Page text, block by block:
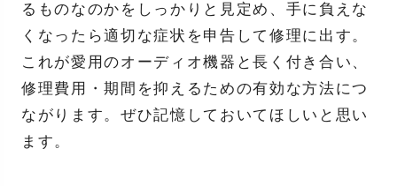
るものなのかをしっかりと見定め、手に負えな
くなったら適切な症状を申告して修理に出す。
これが愛用のオーディオ機器と長く付き合い、
修理費用・期間を抑えるための有効な方法につ
ながります。ぜひ記憶しておいてほしいと思い
ます。